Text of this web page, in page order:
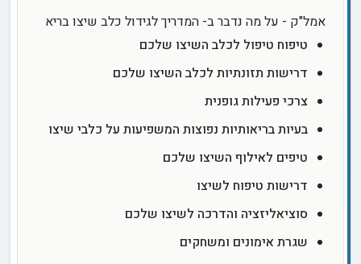
אמל"ק - על מה נדבר ב- המדריך לגידול כלב שיצו בריא
טיפוח טיפול לכלב השיצו שלכם
דרישות תזונתיות לכלב השיצו שלכם
צרכי פעילות גופנית
בעיות בריאותיות נפוצות המשפיעות על כלבי שיצו
טיפים לאילוף השיצו שלכם
דרישות טיפוח לשיצו
סוציאליזציה והדרכה לשיצו שלכם
שגרת אימונים ומשחקים